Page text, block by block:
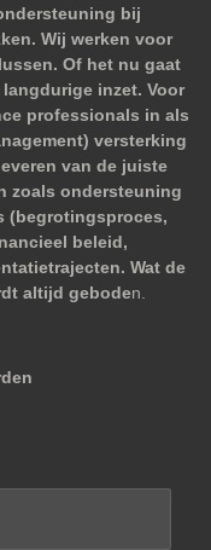
bij
Wij werken voor
Of het nu gaat
inzet. Voor
professionals in als
versterking
van de juiste
zoals ondersteuning
(begrotingsproces,
beleid,
Wat de
altijd geboden.